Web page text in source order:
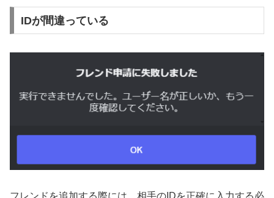
IDが間違っている
フレンドを追加する際には、相手のIDを正確に入力する必